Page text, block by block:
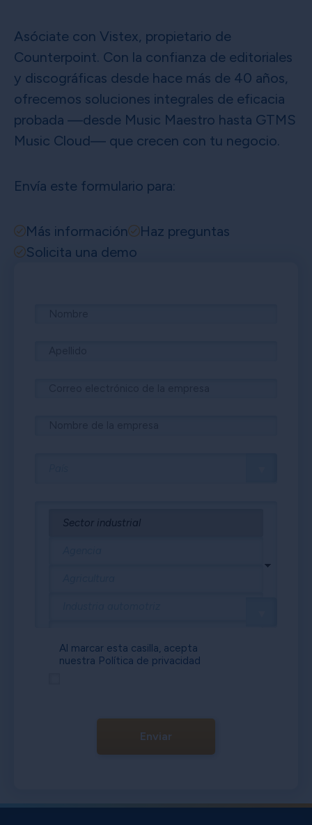
Asóciate con Vistex, propietario de
Counterpoint. Con la confianza de editoriales
y discográficas desde hace más de 40 años,
ofrecemos soluciones integrales de eficacia
probada —desde Music Maestro hasta GTMS
Music Cloud— que crecen con tu negocio.
Envía este formulario para:
Más información
Haz preguntas
Solicita una demo
Al marcar esta casilla, acepta
nuestra Política de privacidad
Enviar